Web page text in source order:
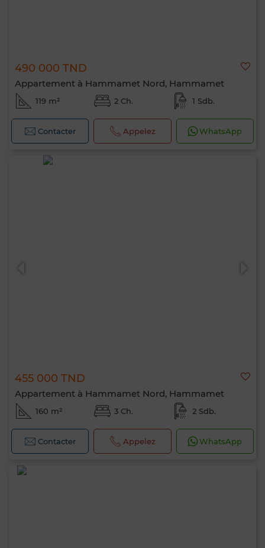
490 000 TND
Appartement à Hammamet Nord, Hammamet
119 m² 2 Ch. 1 Sdb.
Contacter Appelez WhatsApp
455 000 TND
Appartement à Hammamet Nord, Hammamet
160 m² 3 Ch. 2 Sdb.
Contacter Appelez WhatsApp